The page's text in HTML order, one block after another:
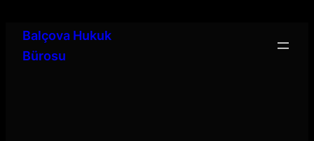
Balçova Hukuk
Bürosu